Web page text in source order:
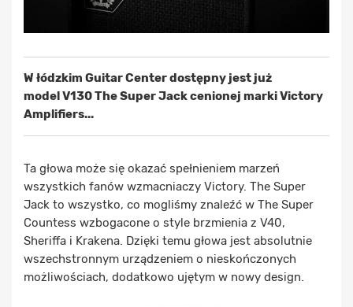
W łódzkim Guitar Center dostępny jest już
model V130 The Super Jack cenionej marki Victory
Amplifiers...
Ta głowa może się okazać spełnieniem marzeń
wszystkich fanów wzmacniaczy Victory. The Super
Jack to wszystko, co mogliśmy znaleźć w The Super
Countess wzbogacone o style brzmienia z V40,
Sheriffa i Krakena. Dzięki temu głowa jest absolutnie
wszechstronnym urządzeniem o nieskończonych
możliwościach, dodatkowo ujętym w nowy design.